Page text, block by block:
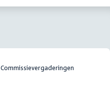
Commissievergaderingen